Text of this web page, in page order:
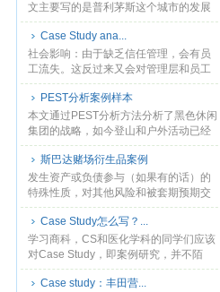
文主要写的是普利茅斯这个城市的发展
历史和旅游圣地,从工业革命到成为经济
和军事发展的关键要地,从地理位置到城
市的管辖，各个方面综......
Case Study ana...
社会影响：由于缺乏信任管理，会有员
工流失。这反过来又会对管理层和员工
的福利、工作满意度和承诺的绩效产生
消极的影响。...
PEST分析案例样本
本文通过PEST分析方法分析了黑色休闲
集团的战略，如今登山和户外活动已经
在全球范围内变得越来越流行。英国政
府鼓励人们参加健身活动，大约有一半
的成年人口参与一般的......
斯巴达赌场衍生品案例
发生资产或负债参与（如果有的话）的
特殊性质，对其他风险和被套期预期交
易套期预期交易量应充足的具体说明，
以便当交易发生时，很显然无论是交易
是或不是被套期交易。...
Case Study怎么写？...
学习商科，CS和医化学科的同学们应该
对Case Study，即案例研究，并不陌
生。Case Study是一种研究方法
（Research Method）。一篇有深......
Case study：丰田营...